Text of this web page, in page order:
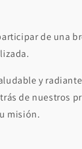
de una
y
de nuestros
misión.